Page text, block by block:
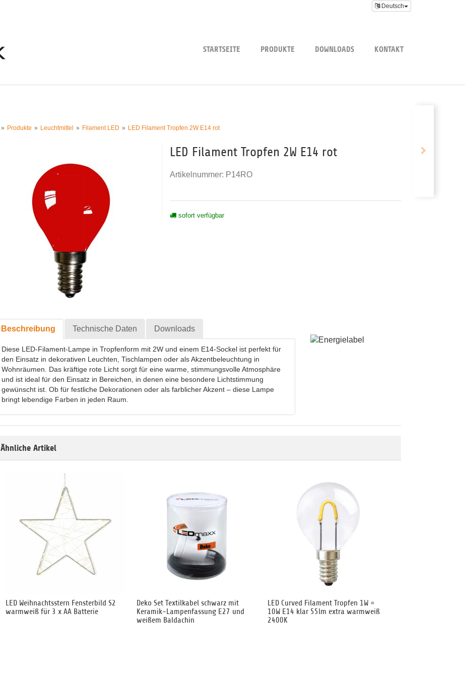
Deutsch
STARTSEITE PRODUKTE DOWNLOADS KONTAKT
Produkte Leuchtmittel Filament LED LED Filament Tropfen 2W E14 rot
LED Filament Tropfen 2W E14 rot
Artikelnummer: P14RO
sofort verfügbar
Beschreibung Technische Daten Downloads
Diese LED-Filament-Lampe in Tropfenform mit 2W und einem E14-Sockel ist perfekt für
den Einsatz in dekorativen Leuchten, Tischlampen oder als Akzentbeleuchtung in
Wohnräumen. Das kräftige rote Licht sorgt für eine warme, stimmungsvolle Atmosphäre
und ist ideal für den Einsatz in Bereichen, in denen eine besondere Lichtstimmung
gewünscht ist. Ob für festliche Dekorationen oder als farblicher Akzent – diese Lampe
bringt lebendige Farben in jeden Raum.
Ähnliche Artikel
LED Weihnachtsstern Fensterbild S2
warmweiß für 3 x AA Batterie
Deko Set Textilkabel schwarz mit
Keramik-Lampenfassung E27 und
weißem Baldachin
LED Curved Filament Tropfen 1W =
10W E14 klar 55lm extra warmweiß
2400K